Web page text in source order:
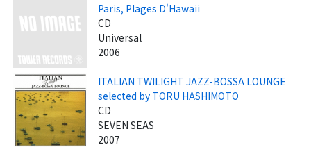
Paris, Plages D'Hawaii
CD
Universal
2006
ITALIAN TWILIGHT JAZZ-BOSSA LOUNGE
selected by TORU HASHIMOTO
CD
SEVEN SEAS
2007